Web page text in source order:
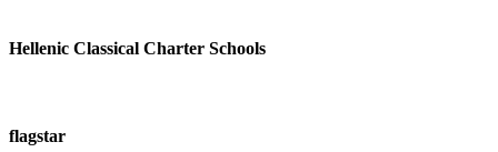
Hellenic Classical Charter Schools
flagstar